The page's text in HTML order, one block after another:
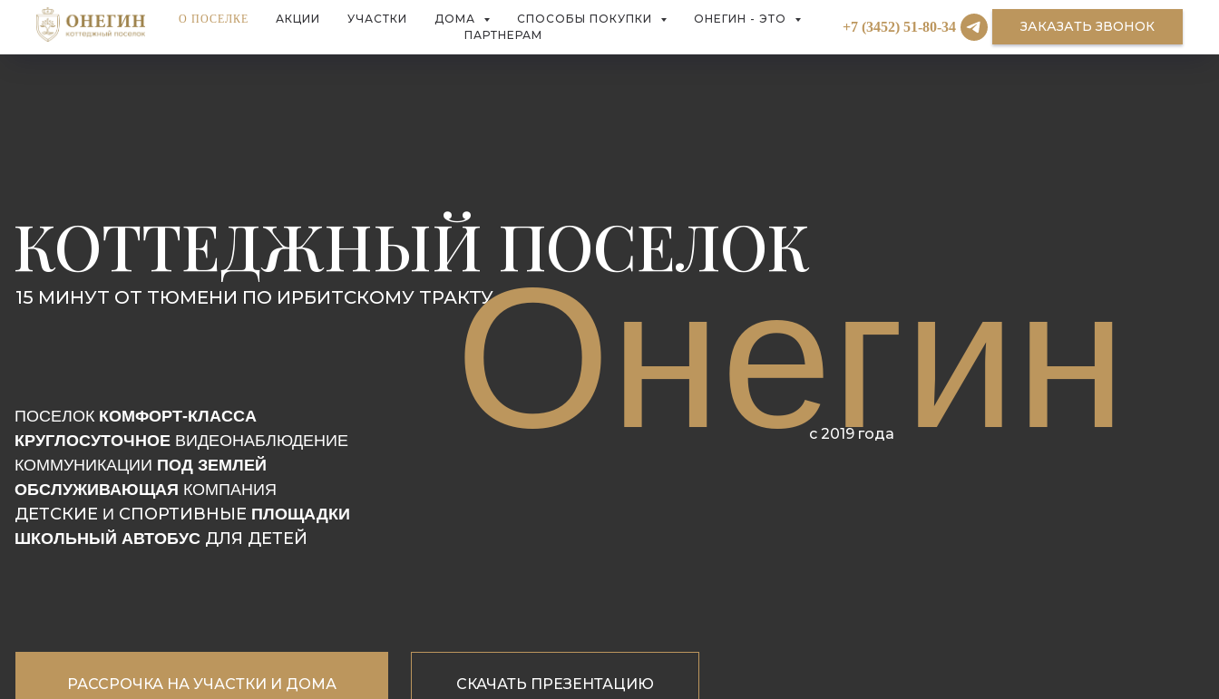
О ПОСЕЛКЕ АКЦИИ УЧАСТКИ ДОМА СПОСОБЫ ПОКУПКИ
ОНЕГИН - ЭТО
ПАРТНЕРАМ
+7 (3452) 51-80-34 ЗАКАЗАТЬ ЗВОНОК
КОТТЕДЖНЫЙ ПОСЕЛОК
СКАЧАТЬ ПРЕЗЕНТАЦИЮ
15 МИНУТ ОТ ТЮМЕНИ ПО ИРБИТСКОМУ ТРАКТУ
ПОСЕЛОК КОМФОРТ-КЛАССА
КРУГЛОСУТОЧНОЕ ВИДЕОНАБЛЮДЕНИЕ
КОММУНИКАЦИИ ПОД ЗЕМЛЕЙ
ОБСЛУЖИВАЮЩАЯ КОМПАНИЯ
ДЕТСКИЕ И СПОРТИВНЫЕ ПЛОЩАДКИ
ШКОЛЬНЫЙ АВТОБУС ДЛЯ ДЕТЕЙ
РАССРОЧКА НА УЧАСТКИ И ДОМА
Онегин
с 2019 года